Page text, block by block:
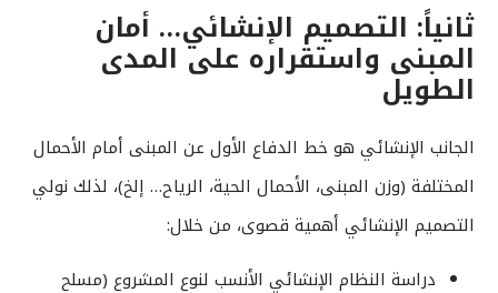
ثانياً: التصميم الإنشائي… أمان
المبنى واستقراره على المدى
الطويل
الجانب الإنشائي هو خط الدفاع الأول عن المبنى أمام الأحمال
المختلفة (وزن المبنى، الأحمال الحية، الرياح… إلخ)، لذلك نولي
التصميم الإنشائي أهمية قصوى، من خلال:
دراسة النظام الإنشائي الأنسب لنوع المشروع (مسلح